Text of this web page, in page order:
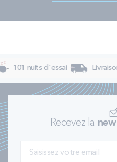
101 nuits d'essai
Recevez la